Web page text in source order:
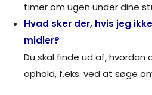
timer om ugen under dine
Hvad sker der, hvis jeg
midler?
Du skal finde ud af, hvordan
ophold, f.eks. ved at søge